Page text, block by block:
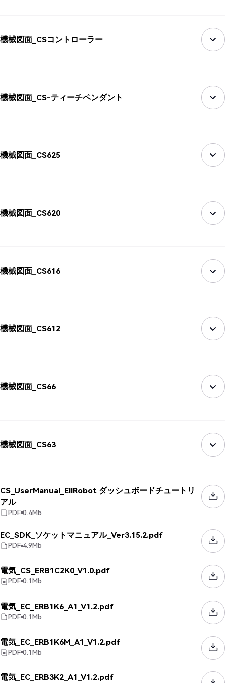
機械図面_CSコントローラー
機械図面_CS-ティーチペンダント
機械図面_CS625
機械図面_CS620
機械図面_CS616
機械図面_CS612
機械図面_CS66
機械図面_CS63
CS_UserManual_EliRobot ダッシュボードチュートリ
アル
PDF 0.4Mb
EC_SDK_ソケットマニュアル_Ver3.15.2.pdf
PDF 4.9Mb
電気_CS_ERB1C2K0_V1.0.pdf
PDF 0.1Mb
電気_EC_ERB1K6_A1_V1.2.pdf
PDF 0.1Mb
電気_EC_ERB1K6M_A1_V1.2.pdf
PDF 0.1Mb
電気_EC_ERB3K2_A1_V1.2.pdf